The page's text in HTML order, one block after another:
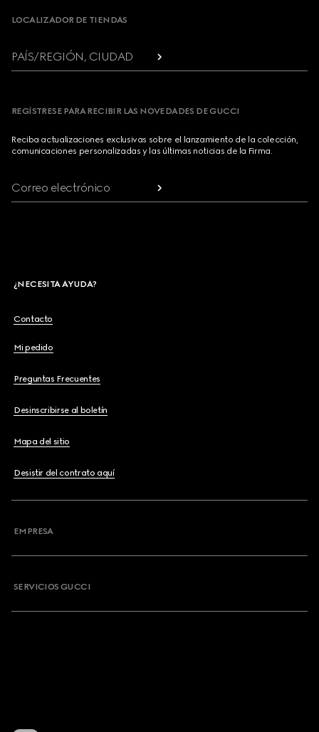
LOCALIZADOR DE TIENDAS
PAÍS/REGIÓN, CIUDAD
REGÍSTRESE PARA RECIBIR LAS NOVEDADES DE GUCCI
Reciba actualizaciones exclusivas sobre el lanzamiento de la colección,
comunicaciones personalizadas y las últimas noticias de la Firma.
Correo electrónico
¿NECESITA AYUDA?
Contacto
Mi pedido
Preguntas Frecuentes
Desinscribirse al boletín
Mapa del sitio
Desistir del contrato aquí
EMPRESA
SERVICIOS GUCCI